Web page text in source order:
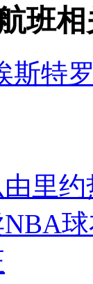
班
斯特
里